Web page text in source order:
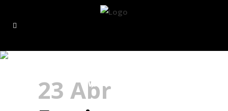
Workshop
23 Abr